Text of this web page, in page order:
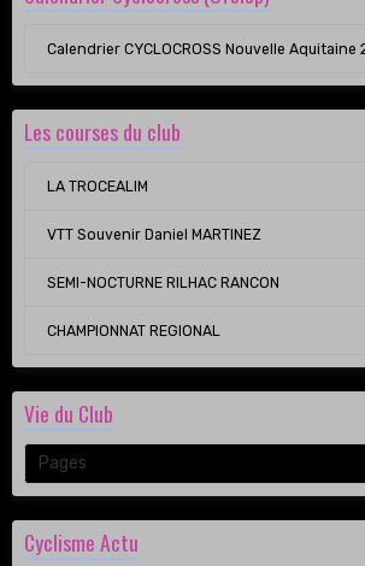
Calendrier CYCLOCROSS Nouvelle Aquitaine
Les courses du club
LA TROCEALIM
VTT Souvenir Daniel MARTINEZ
SEMI-NOCTURNE RILHAC RANCON
CHAMPIONNAT REGIONAL
Vie du Club
Cyclisme Actu